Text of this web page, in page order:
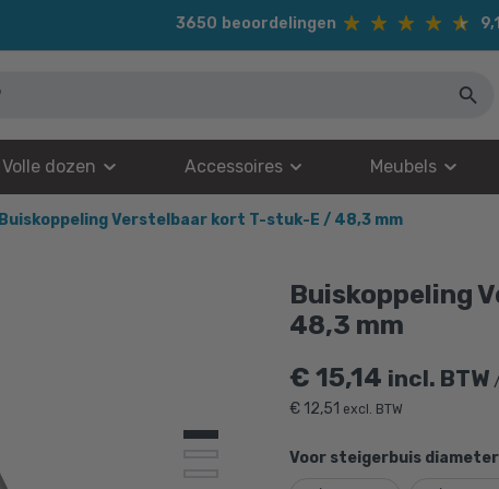
3650 beoordelingen 9,1
Volle dozen Accessoires Meubels
Buiskoppeling Verstelbaar kort T-stuk-E / 48,3 mm
Buiskoppeling
48,3 mm
€15,14 incl. BTW
€ 12,51 excl. BTW
Voor steigerbuis diameter